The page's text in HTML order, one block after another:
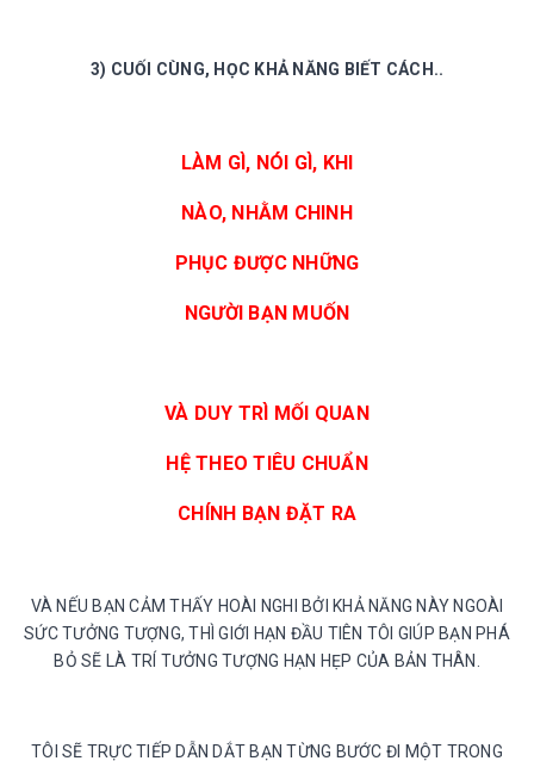
3) CUỐI CÙNG, HỌC KHẢ NĂNG BIẾT CÁCH..
LÀM GÌ, NÓI GÌ, KHI
NÀO, NHẰM CHINH
PHỤC ĐƯỢC NHỮNG
NGƯỜI BẠN MUỐN
VÀ DUY TRÌ MỐI QUAN
HỆ THEO TIÊU CHUẨN
CHÍNH BẠN ĐẶT RA
VÀ NẾU BẠN CẢM THẤY HOÀI NGHI BỞI KHẢ NĂNG NÀY NGOÀI
SỨC TƯỞNG TƯỢNG, THÌ GIỚI HẠN ĐẦU TIÊN TÔI GIÚP BẠN PHÁ
BỎ SẼ LÀ TRÍ TƯỞNG TƯỢNG HẠN HẸP CỦA BẢN THÂN.
TÔI SẼ TRỰC TIẾP DẪN DẮT BẠN TỪNG BƯỚC ĐI MỘT TRONG